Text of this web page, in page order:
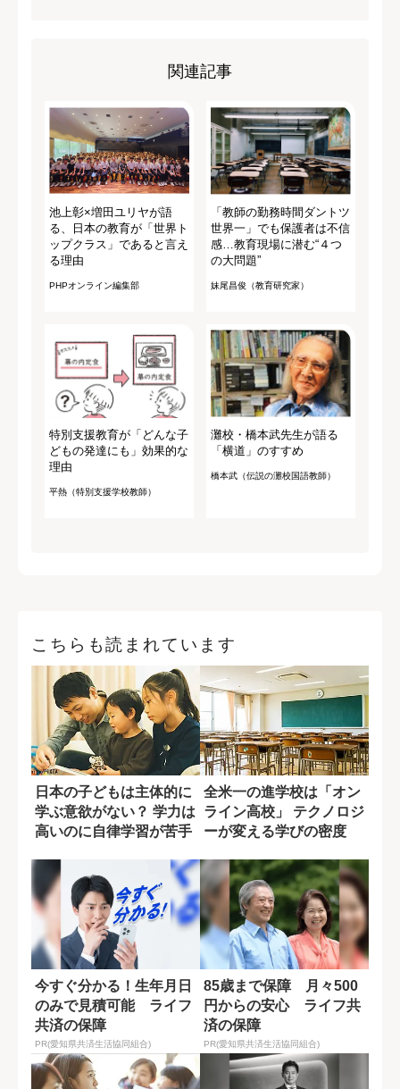
関連記事
池上彰×増田ユリヤが語
る、日本の教育が「世界ト
ップクラス」であると言え
る理由
PHPオンライン編集部
「教師の勤務時間ダントツ
世界一」でも保護者は不信
感…教育現場に潜む“４つ
の大問題”
妹尾昌俊（教育研究家）
特別支援教育が「どんな子
どもの発達にも」効果的な
理由
平熱（特別支援学校教師）
灘校・橋本武先生が語る
「横道」のすすめ
橋本武（伝説の灘校国語教師）
こちらも読まれています
日本の子どもは主体的に
学ぶ意欲がない？ 学力は
高いのに自律学習が苦手
全米一の進学校は「オン
ライン高校」 テクノロジ
ーが変える学びの密度
今すぐ分かる！生年月日
のみで見積可能 ライフ
共済の保障
PR(愛知県共済生活協同組合)
85歳まで保障 月々500
円からの安心 ライフ共
済の保障
PR(愛知県共済生活協同組合)